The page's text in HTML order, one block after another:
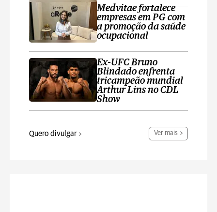
Medvitae fortalece
empresas em PG com
a promoção da saúde
ocupacional
Ex-UFC Bruno
Blindado enfrenta
tricampeão mundial
Arthur Lins no CDL
Show
Quero divulgar Ver mais